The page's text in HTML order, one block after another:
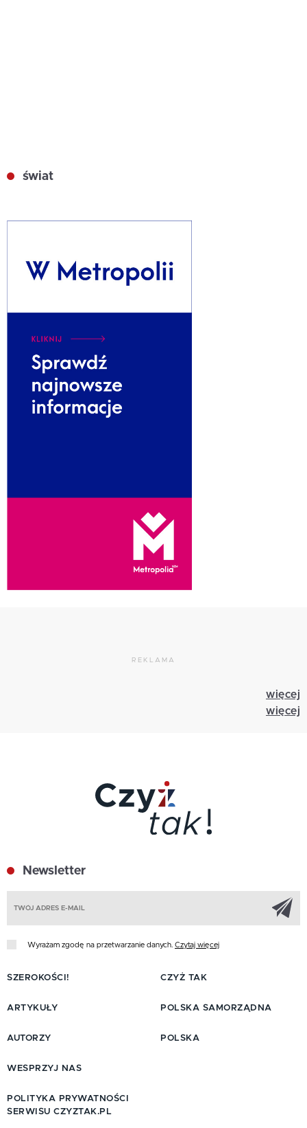
świat
REKLAMA
więcej
więcej
Newsletter
Wyrażam zgodę na przetwarzanie danych. Czytaj więcej
SZEROKOŚCI!
ARTYKUŁY
AUTORZY
CZYŻ TAK
POLSKA SAMORZĄDNA
POLSKA
WESPRZYJ NAS
POLITYKA PRYWATNOŚCI
SERWISU CZYZTAK.PL